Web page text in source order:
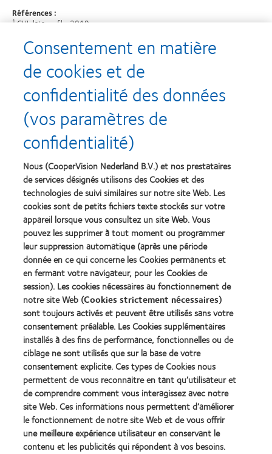
Références :
1CVI data on file, 2019
Recompenses
Learn
more
about
Récompense
Silmo
d’Or
du
meilleur
produit
pour
MyDay™
(2013)
Learn
more
about
Contact
Lens
Product
of
the
Year
(2013)
Learn
more
about
2012
&
2010
Best
Companies
for
Leaders
(2012)
Learn
more
about
2011
Best
Factory
Awards
(2011)
Learn
more
about
ODMA
2011
(2011)
Learn
more
about
2012
REBRAND
100®
Global
Award
(2012)
Nos produits
Consentement en matière
de cookies et de
confidentialité des données
(vos paramètres de
confidentialité)
Nous (CooperVision Nederland B.V.) et nos prestataires
de services désignés utilisons des Cookies et des
technologies de suivi similaires sur notre site Web. Les
cookies sont de petits fichiers texte stockés sur votre
appareil lorsque vous consultez un site Web. Vous
pouvez les supprimer à tout moment ou programmer
leur suppression automatique (après une période
donnée en ce qui concerne les Cookies permanents et
en fermant votre navigateur, pour les Cookies de
session). Les cookies nécessaires au fonctionnement de
notre site Web (Cookies strictement nécessaires)
sont toujours activés et peuvent être utilisés sans votre
consentement préalable. Les Cookies supplémentaires
installés à des fins de performance, fonctionnelles ou de
ciblage ne sont utilisés que sur la base de votre
consentement explicite. Ces types de Cookies nous
permettent de vous reconnaitre en tant qu’utilisateur et
de comprendre comment vous interagissez avec notre
site Web. Ces informations nous permettent d’améliorer
le fonctionnement de notre site Web et de vous offrir
une meilleure expérience utilisateur en conservant le
contenu et les publicités qui répondent à vos besoins.